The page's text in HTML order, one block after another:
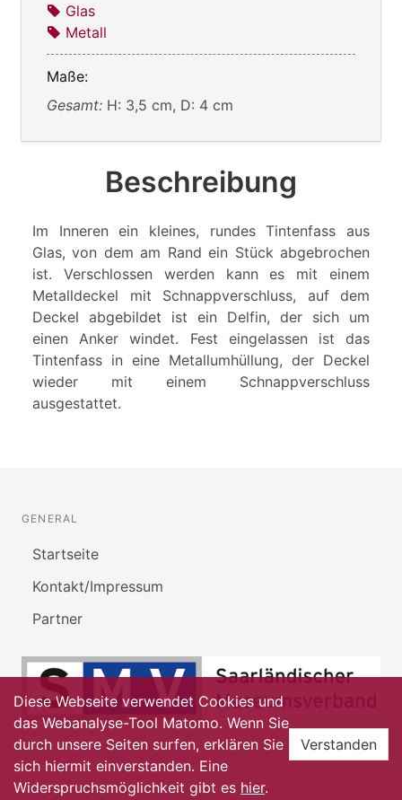
Glas
Metall
Maße:
Gesamt: H: 3,5 cm, D: 4 cm
Beschreibung
Im Inneren ein kleines, rundes Tintenfass aus
Glas, von dem am Rand ein Stück abgebrochen
ist. Verschlossen werden kann es mit einem
Metalldeckel mit Schnappverschluss, auf dem
Deckel abgebildet ist ein Delfin, der sich um
einen Anker windet. Fest eingelassen ist das
Tintenfass in eine Metallumhüllung, der Deckel
wieder mit einem Schnappverschluss
ausgestattet.
GENERAL
Startseite
Kontakt/Impressum
Partner
Diese Webseite verwendet Cookies und
das Webanalyse-Tool Matomo. Wenn Sie
durch unsere Seiten surfen, erklären Sie
sich hiermit einverstanden. Eine
Widerspruchsmöglichkeit gibt es hier.
Verstanden